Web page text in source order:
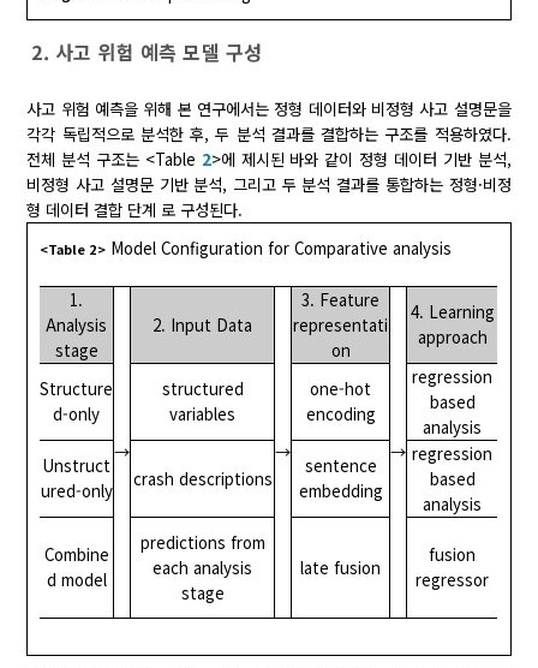
2. 사고 위험 예측 모델 구성
사고 위험 예측을 위해 본 연구에서는 정형 데이터와 비정형 사고 설명문을
각각 독립적으로 분석한 후, 두 분석 결과를 결합하는 구조를 적용하였다.
전체 분석 구조는 <Table 2>에 제시된 바와 같이 정형 데이터 기반 분석,
비정형 사고 설명문 기반 분석, 그리고 두 분석 결과를 통합하는 정형·비정
형 데이터 결합 단계 로 구성된다.
<Table 2> Model Configuration for Comparative analysis
1.
Analysis
stage
→
2. Input Data
→
3. Feature
representati
on
→
4. Learning
approach
Structure
d-only
structured
variables
one-hot
encoding
regression
based
analysis
Unstruct
ured-only
crash descriptions
sentence
embedding
regression
based
analysis
Combine
d model
predictions from
each analysis
stage
late fusion
fusion
regressor